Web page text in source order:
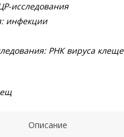
исследования
инфекции
РНК вируса
Описание